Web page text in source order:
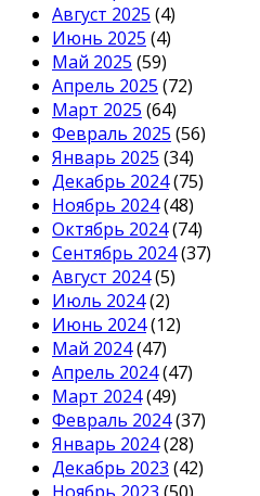
Август 2025 (4)
Июнь 2025 (4)
Май 2025 (59)
Апрель 2025 (72)
Март 2025 (64)
Февраль 2025 (56)
Январь 2025 (34)
Декабрь 2024(75)
Ноябрь 2024(48)
Октябрь 2024(74)
Сентябрь 2024(37)
Август 2024(5)
Июль 2024(2)
Июнь 2024(12)
Май 2024(47)
Апрель 2024(47)
Март 2024(49)
Февраль 2024(37)
Январь 2024(28)
Декабрь 2023 (42)